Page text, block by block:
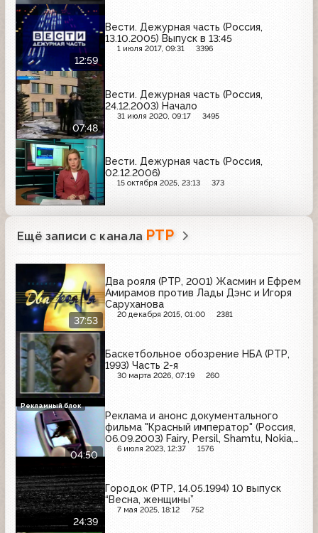
12:59
Вести. Дежурная часть (Россия,
13.10.2005) Выпуск в 13:45
1 июля 2017, 09:31 3396
07:48
Вести. Дежурная часть (Россия,
24.12.2003) Начало
31 июля 2020, 09:17 3495
Вести. Дежурная часть (Россия,
02.12.2006)
15 октября 2025, 23:13 373
Ещё записи с канала РТР
37:53
Два рояля (РТР, 2001) Жасмин и Ефрем
Амирамов против Лады Дэнс и Игоря
Саруханова
20 декабря 2015, 01:00 2381
Баскетбольное обозрение НБА (РТР,
1993) Часть 2-я
30 марта 2026, 07:19 260
04:50
Реклама и анонс документального
фильма "Красный император" (Россия,
06.09.2003) Fairy, Persil, Shamtu, Nokia,
Lenor, Comet, Клинское, Tide
6 июля 2023, 12:37 1576
Рекламный блок
24:39
Городок (РТР, 14.05.1994) 10 выпуск
“Весна, женщины”
7 мая 2025, 18:12 752